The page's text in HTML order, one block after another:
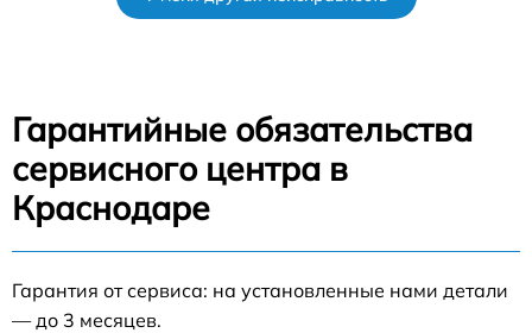
Гарантийные обязательства
сервисного центра в
Краснодаре
Гарантия от сервиса: на установленные нами детали
— до 3 месяцев.